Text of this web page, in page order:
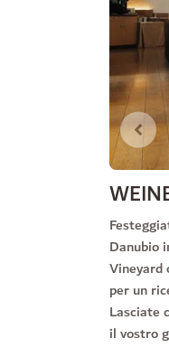
Danubio
Vineyard
per un
Lasciate
il vostro